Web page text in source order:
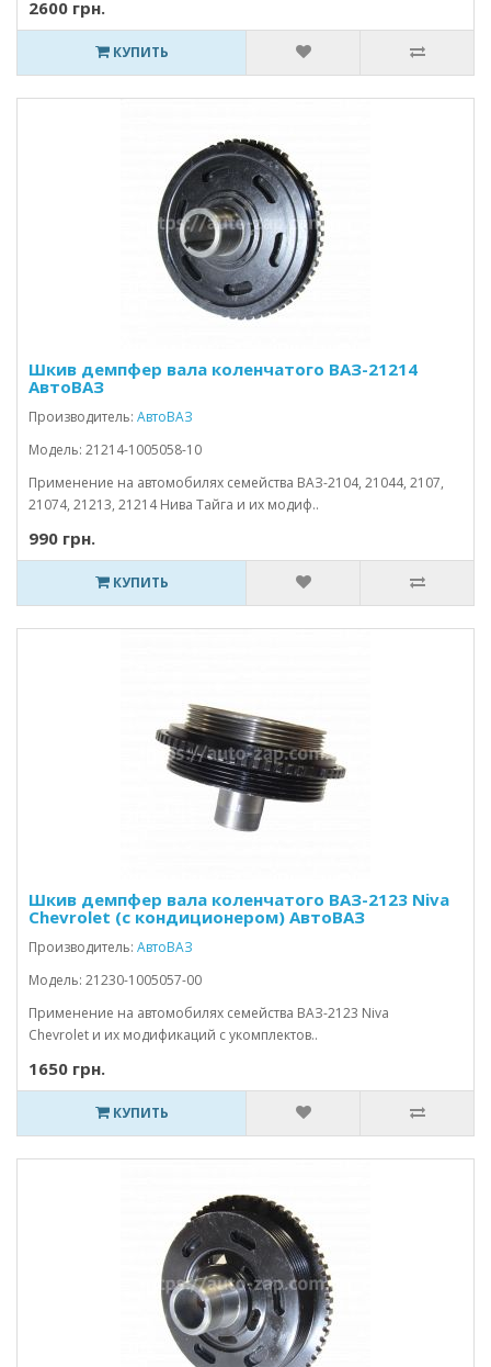
2600 грн.
КУПИТЬ
Шкив демпфер вала коленчатого ВАЗ-21214
АвтоВАЗ
Производитель: АвтоВАЗ
Модель: 21214-1005058-10
Применение на автомобилях семейства ВАЗ-2104, 21044, 2107,
21074, 21213, 21214 Нива Тайга и их модиф..
990 грн.
КУПИТЬ
Шкив демпфер вала коленчатого ВАЗ-2123 Niva
Chevrolet (с кондиционером) АвтоВАЗ
Производитель: АвтоВАЗ
Модель: 21230-1005057-00
Применение на автомобилях семейства ВАЗ-2123 Niva
Chevrolet и их модификаций с укомплектов..
1650 грн.
КУПИТЬ